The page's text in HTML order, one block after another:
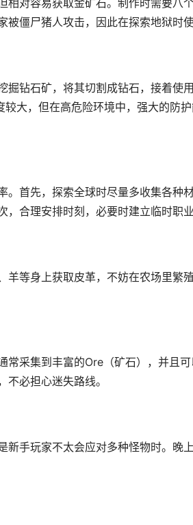
相对容易获取金矿石。制作时需要八
僵尸猪人攻击，因此在探索地狱时使
掘钻石矿，将其切割成钻石，接着使
大，但在高危险环境中，强大的防
首先，探索全球时尽量多收集各种
合理安排时刻，必要时建立临时职
羊等身上获取皮革，不妨在农场里繁
采集到丰富的Ore（矿石），并且
必担心迷失路线。
新手玩家不太会应对多种怪物时。晚